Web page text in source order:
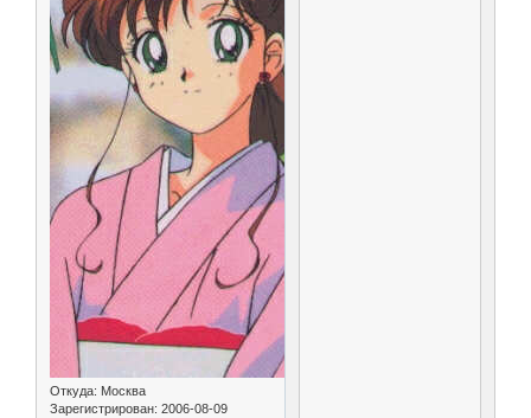
Откуда: Москва
Зарегистрирован: 2006-08-09